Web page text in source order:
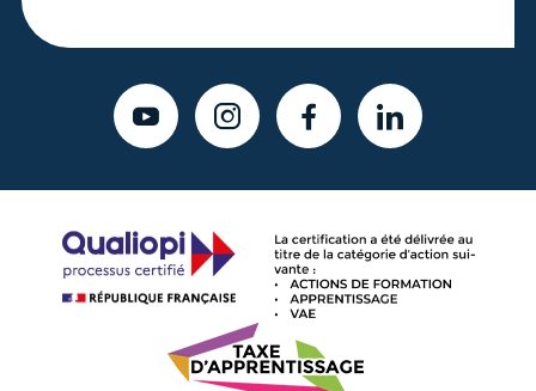
YOUTUBEINSTAGRAMFACEBOOKLINKEDIN